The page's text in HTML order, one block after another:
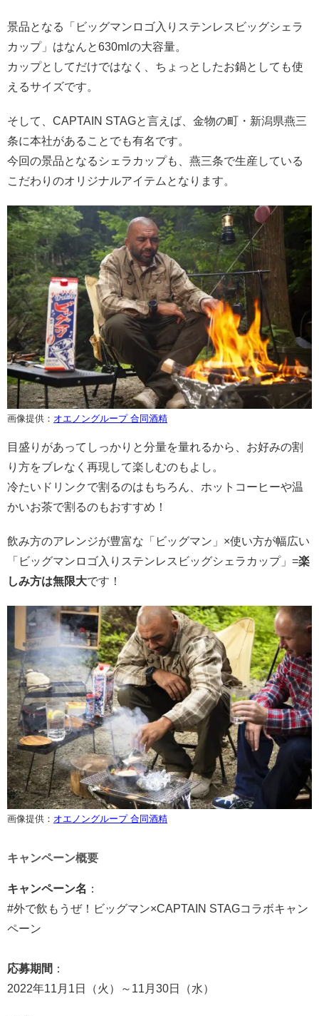
景品となる「ビッグマンロゴ入りステンレスビッグシェラ
カップ」はなんと630mlの大容量。
カップとしてだけではなく、ちょっとしたお鍋としても使
えるサイズです。
そして、CAPTAIN STAGと言えば、金物の町・新潟県燕三
条に本社があることでも有名です。
今回の景品となるシェラカップも、燕三条で生産している
こだわりのオリジナルアイテムとなります。
画像提供： オエノングループ 合同酒精
目盛りがあってしっかりと分量を量れるから、お好みの割
り方をブレなく再現して楽しむのもよし。
冷たいドリンクで割るのはもちろん、ホットコーヒーや温
かいお茶で割るのもおすすめ！
飲み方のアレンジが豊富な「ビッグマン」×使い方が幅広い
「ビッグマンロゴ入りステンレスビッグシェラカップ」=楽
しみ方は無限大です！
画像提供： オエノングループ 合同酒精
キャンペーン概要
キャンペーン名 ：
#外で飲もうぜ！ビッグマン×CAPTAIN STAGコラボキャン
ペーン
応募期間 ：
2022年11月1日（火）～11月30日（水）